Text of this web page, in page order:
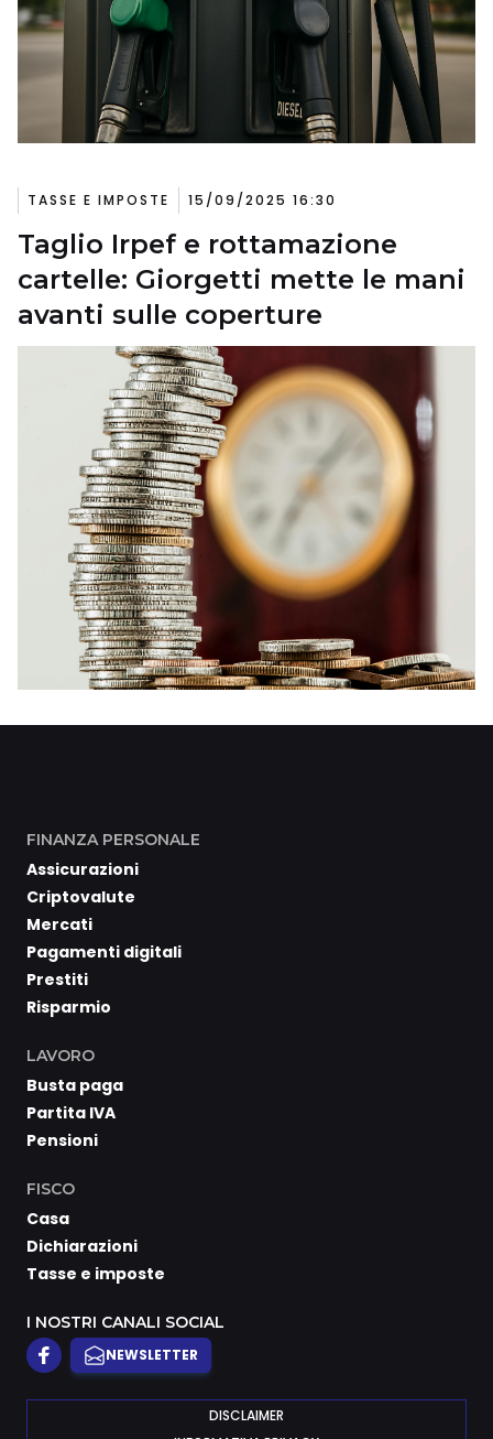
TASSE E IMPOSTE 15/09/2025 16:30
Taglio Irpef e rottamazione
cartelle: Giorgetti mette le mani
avanti sulle coperture
FINANZA PERSONALE
Assicurazioni
Criptovalute
Mercati
Pagamenti digitali
Prestiti
Risparmio
LAVORO
Busta paga
Partita IVA
Pensioni
FISCO
Casa
Dichiarazioni
Tasse e imposte
I NOSTRI CANALI SOCIAL
NEWSLETTER
DISCLAIMER